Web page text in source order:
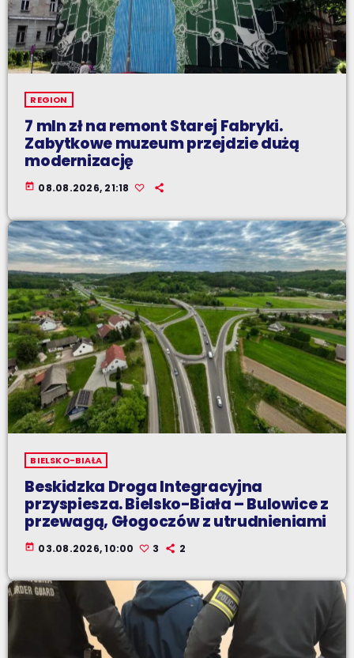
REGION
7 mln zł na remont Starej Fabryki.
Zabytkowe muzeum przejdzie dużą
modernizację
today 08.08.2026, 21:18
BIELSKO-BIAŁA
Beskidzka Droga Integracyjna
przyspiesza. Bielsko-Biała – Bulowice z
przewagą, Głogoczów z utrudnieniami
today 03.08.2026, 10:00 3 2